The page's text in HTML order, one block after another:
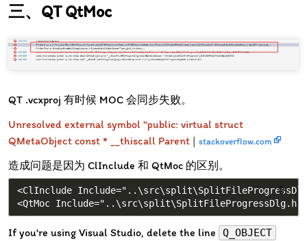
QT QtMoc
QT .vcxproj 有时候 MOC 会同步失败。
Unresolved external symbol "public: virtual struct
QMetaObject const * __thiscall Parent | stackoverflow.com
造成问题是因为 ClInclude 和 QtMoc 的区别。
📎
<ClInclude
If you're using Visual Studio, delete the line Q_OBJECT